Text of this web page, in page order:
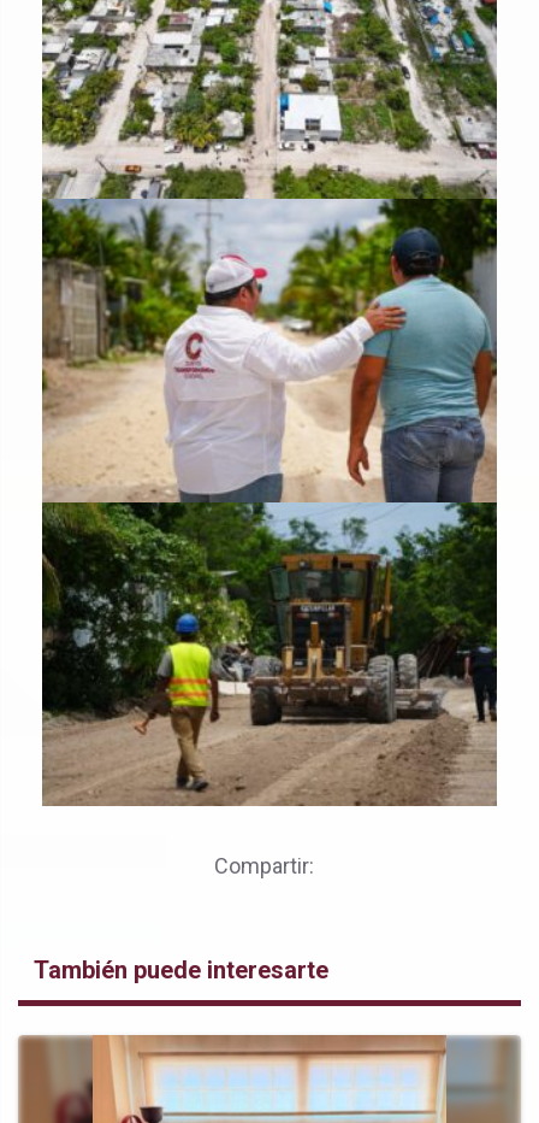
Compartir:
También puede interesarte